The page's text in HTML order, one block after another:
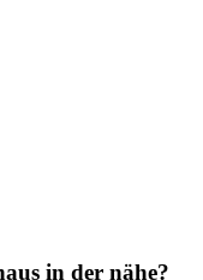
in der nähe?